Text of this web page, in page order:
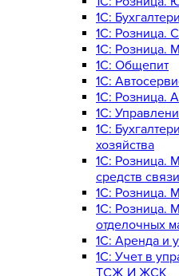
1С:
1С: Розница.
1С: Розница.
1C: Общепит
1С:
1С: Розница.
1С:
1С:
хозяйства
1С: Розница.
средств связи
1С: Розница.
1С: Розница.
отделочных
1С: Аренда и
1C: Учет в